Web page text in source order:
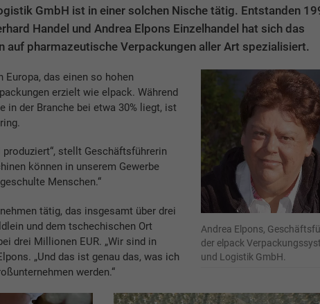
GmbH ist in einer solchen Nische tätig. Entstanden
Handel und Andrea Elpons Einzelhandel hat sich das
auf pharmazeutische Verpackungen aller Art spezialisiert.
Europa, das einen so hohen
erzielt wie elpack. Während
in der Branche bei etwa 30% liegt, ist
stellt Geschäftsführerin
können in unserem Gewerbe
Menschen.“
tätig, das insgesamt über drei
und dem tschechischen Ort
drei Millionen EUR. „Wir sind in
„Und das ist genau das, was ich
werden.“
Andrea Elpons,
der elpack
und Logistik GmbH.